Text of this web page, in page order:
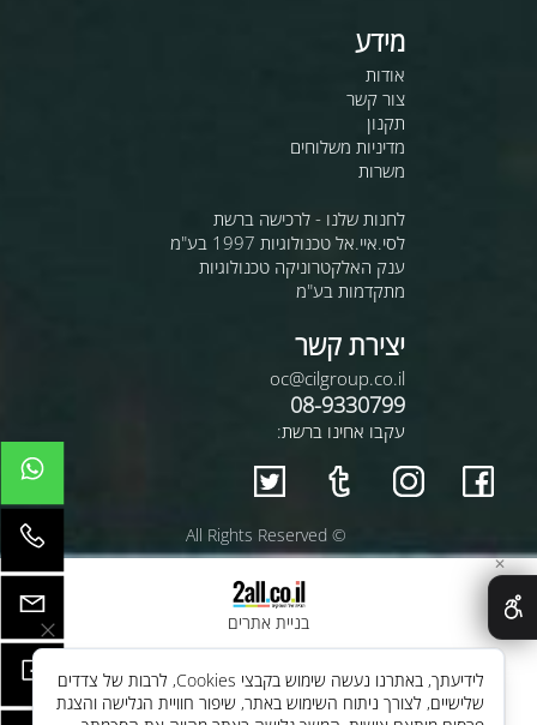
מידע
אודות
צור קשר
תקנון
מדיניות משלוחים
משרות
לחנות שלנו - לרכישה ברשת
לסי.איי.אל טכנולוגיות 1997 בע"מ
ענק האלקטרוניקה טכנולוגיות
מתקדמות בע"מ
יצירת קשר
oc@cilgroup.co.il
08-9330799
עקבו אחינו ברשת:
© All Rights Reserved
בניית אתרים
✕
לידיעתך, באתרנו נעשה שימוש בקבצי Cookies, לרבות של צדדים
שלישיים, לצורך ניתוח השימוש באתר, שיפור חוויית הגלישה והצגת